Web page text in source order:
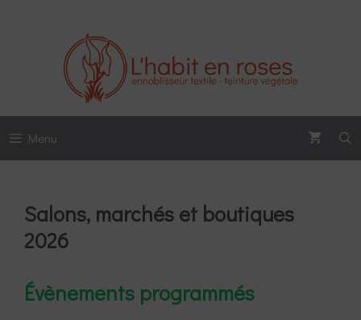
Menu
Salons, marchés et boutiques
2026
Évènements programmés